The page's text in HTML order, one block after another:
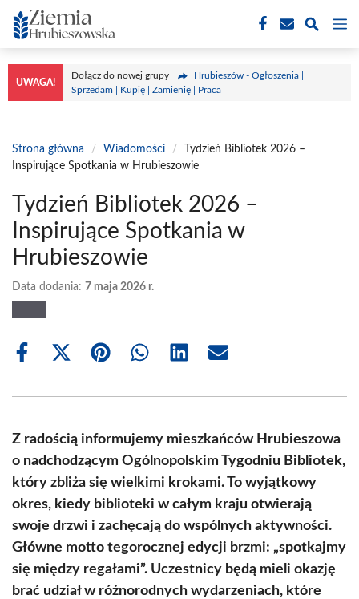
Przejdź
do
treści
UWAGA!
Dołącz do nowej grupy
Hrubieszów - Ogłoszenia |
Sprzedam | Kupię | Zamienię | Praca
Strona główna / Wiadomości /
Tydzień Bibliotek 2026 –
Inspirujące Spotkania w Hrubieszowie
Tydzień Bibliotek 2026 –
Inspirujące Spotkania w
Hrubieszowie
Data dodania: 7 maja 2026 r.
Share
Share
(Twitter)
Share Share Share Share
Z radością informujemy mieszkańców Hrubieszowa
o nadchodzącym Ogólnopolskim Tygodniu Bibliotek,
który zbliża się wielkimi krokami. To wyjątkowy
okres, kiedy biblioteki w całym kraju otwierają
swoje drzwi i zachęcają do wspólnych aktywności.
Główne motto tegorocznej edycji brzmi: „spotkajmy
się między regałami”. Uczestnicy będą mieli okazję
brać udział w różnorodnych wydarzeniach, które